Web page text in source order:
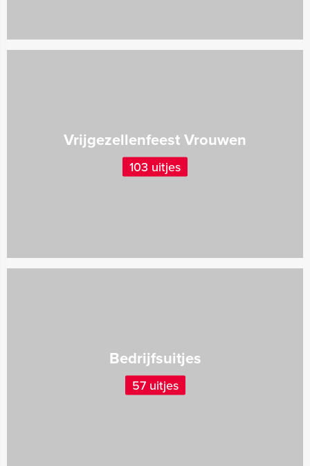
Vrijgezellenfeest Vrouwen
103 uitjes
Bedrijfsuitjes
57 uitjes